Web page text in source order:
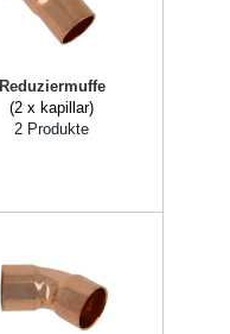
Reduziermuffe
(2 x kapillar)
2 Produkte